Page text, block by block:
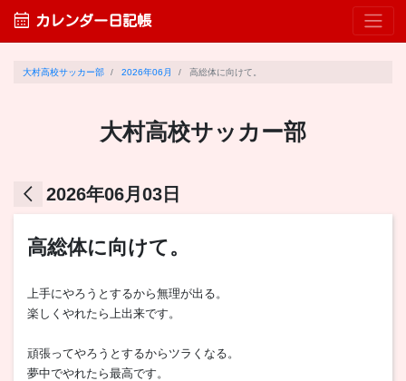
calendar_month カレンダー日記帳
大村高校サッカー部 2026年06月 高総体に向けて。
大村高校サッカー部
arrow_back_ios 2026年06月03日
高総体に向けて。
上手にやろうとするから無理が出る。
楽しくやれたら上出来です。
頑張ってやろうとするからツラくなる。
夢中でやれたら最高です。